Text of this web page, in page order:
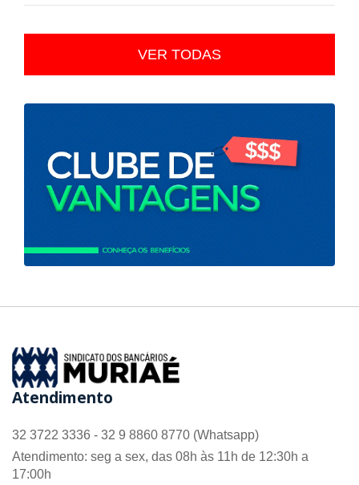
VER TODAS
Atendimento
32 3722 3336 - 32 9 8860 8770 (Whatsapp)
Atendimento: seg a sex, das 08h às 11h de 12:30h a
17:00h